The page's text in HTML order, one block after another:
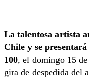
La talentosa artista
Chile y se
100, el domingo 15
gira de despedida del